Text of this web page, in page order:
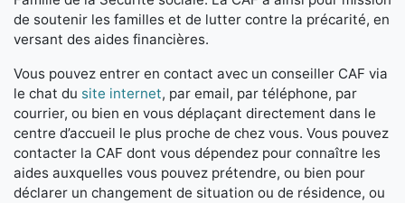
de soutenir les familles et de lutter contre la précarité, en
versant des aides financières.
Vous pouvez entrer en contact avec un conseiller CAF via
le chat du site internet, par email, par téléphone, par
courrier, ou bien en vous déplaçant directement dans le
centre d’accueil le plus proche de chez vous. Vous pouvez
contacter la CAF dont vous dépendez pour connaître les
aides auxquelles vous pouvez prétendre, ou bien pour
déclarer un changement de situation ou de résidence, ou